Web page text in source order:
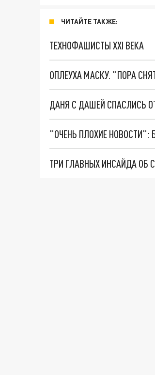
ЧИТАЙТЕ ТАКЖЕ:
ТЕХНОФАШИСТЫ XXI ВЕКА
ОПЛЕУХА МАСКУ. "ПОРА
ДАНЯ С ДАШЕЙ СПАСЛИСЬ